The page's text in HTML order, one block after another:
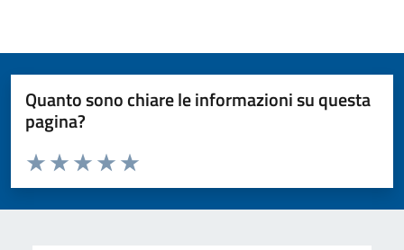
Quanto sono chiare le informazioni su questa
pagina?
Valuta da 1 a 5 stelle la pagina
Valuta 5 stelle su 5
Valuta 4 stelle su 5
Valuta 3 stelle su 5
Valuta 2 stelle su 5
Valuta 1 stelle su 5